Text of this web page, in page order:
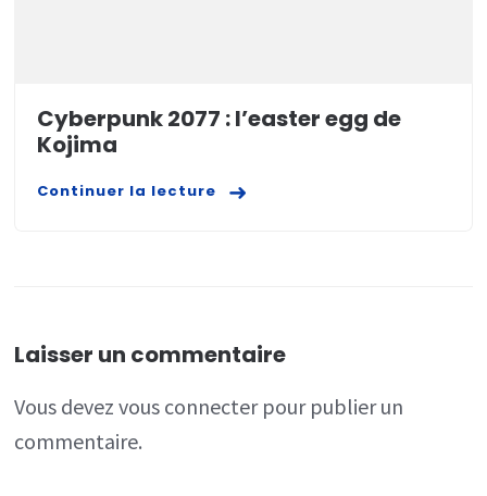
Cyberpunk 2077 : l’easter egg de
Kojima
Continuer la lecture
Laisser un commentaire
Vous devezvous connecterpour publier un
commentaire.